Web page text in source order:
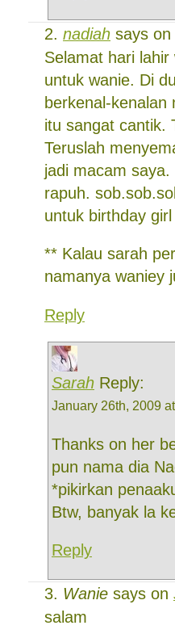
nadiah says on
Selamat hari
untuk wanie. Di
berkenal-kenalan
itu sangat cantik.
Teruslah
jadi macam
rapuh.
untuk birthday
** Kalau sarah
namanya waniey
Reply
Sarah Reply:
January 26th, 2009
Thanks on her
pun nama dia
*pikirkan
Btw, banyak la
Reply
Wanie says on
salam